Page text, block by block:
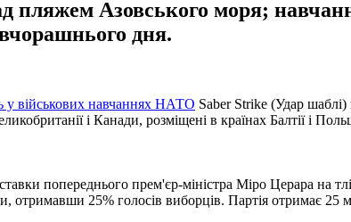
пляжем Азовського моря;
вчорашнього дня.
у військових навчаннях НАТО Saber Strike (Удар
і Канади, розміщені в країнах Балтії і
попереднього прем'єр-міністра Міро Церара на
25% голосів виборців. Партія отримає 25